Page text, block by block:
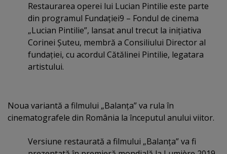
Restaurarea operei lui Lucian Pintilie este parte
din programul Fundaţiei9 – Fondul de cinema
„Lucian Pintilie”, lansat anul trecut la iniţiativa
Corinei Şuteu, membră a Consiliului Director al
fundaţiei, cu acordul Cătălinei Pintilie, legatara
artistului.
Noua variantă a filmului „Balanţa” va rula în
cinematografele din România la începutul anului viitor.
Versiune restaurată a filmului „Balanţa” va fi